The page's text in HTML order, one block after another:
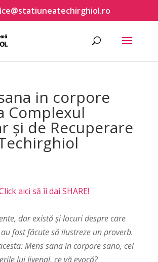
in corpore
Complexul
și de Recuperare
aici să îi dai SHARE!
dar există şi locuri despre care
fost făcute să ilustreze un proverb.
Mens sana in corpore sano, cel
lui Jivenal, ce vă evocă?